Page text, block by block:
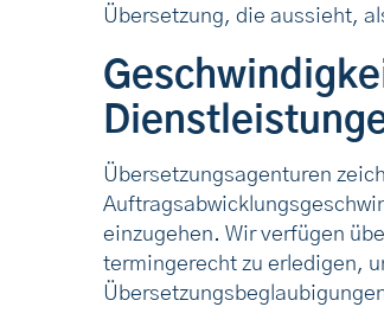
Übersetzung, die aussieht,
Übersetzungsagenturen
einzugehen. Wir verfügen
termingerecht zu erledigen,